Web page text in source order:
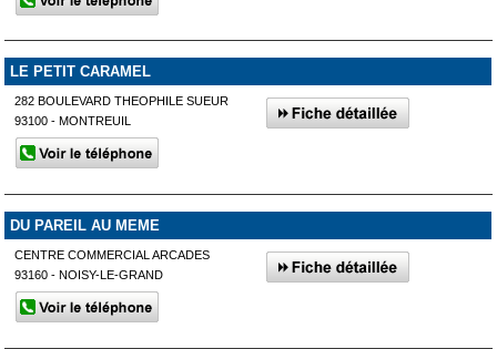
LE PETIT CARAMEL
282 BOULEVARD THEOPHILE SUEUR
93100 - MONTREUIL
DU PAREIL AU MEME
CENTRE COMMERCIAL ARCADES
93160 - NOISY-LE-GRAND